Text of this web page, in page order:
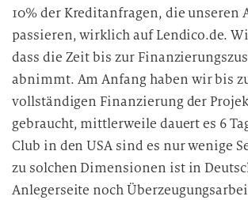
10% der Kreditanfragen, die unseren
passieren, wirklich auf Lendico.de.
dass die Zeit bis zur
abnimmt. Am Anfang haben wir bis
vollständigen Finanzierung der
gebraucht, mittlerweile dauert es 6
Club in den USA sind es nur wenige
zu solchen Dimensionen ist in
Anlegerseite noch